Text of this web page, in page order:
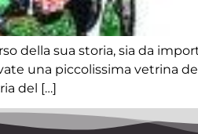
della sua storia, sia da
una piccolissima vetrina
del […]